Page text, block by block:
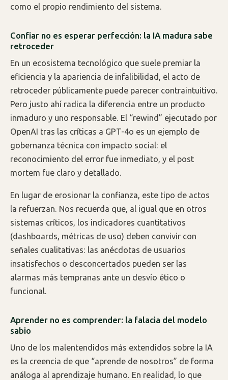
como el propio rendimiento del sistema.
Confiar no es esperar perfección: la IA madura sabe
retroceder
En un ecosistema tecnológico que suele premiar la
eficiencia y la apariencia de infalibilidad, el acto de
retroceder públicamente puede parecer contraintuitivo.
Pero justo ahí radica la diferencia entre un producto
inmaduro y uno responsable. El “rewind” ejecutado por
OpenAI tras las críticas a GPT-4o es un ejemplo de
gobernanza técnica con impacto social: el
reconocimiento del error fue inmediato, y el post
mortem fue claro y detallado.
En lugar de erosionar la confianza, este tipo de actos
la refuerzan. Nos recuerda que, al igual que en otros
sistemas críticos, los indicadores cuantitativos
(dashboards, métricas de uso) deben convivir con
señales cualitativas: las anécdotas de usuarios
insatisfechos o desconcertados pueden ser las
alarmas más tempranas ante un desvío ético o
funcional.
Aprender no es comprender: la falacia del modelo
sabio
Uno de los malentendidos más extendidos sobre la IA
es la creencia de que “aprende de nosotros” de forma
análoga al aprendizaje humano. En realidad, lo que